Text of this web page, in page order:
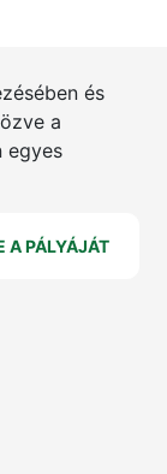
és
a
egyes
A PÁLYÁJÁT